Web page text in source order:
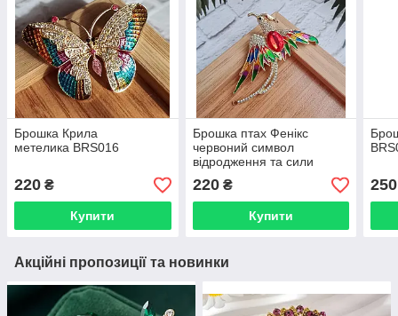
Брошка Крила
метелика BRS016
220 ₴
Купити
Брошка птах Фенікс
червоний символ
відродження та сили
BRS082
220₴
Купити
250
Акційні пропозиції та новинки